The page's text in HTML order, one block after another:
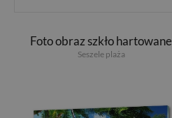
Foto obraz szkło hartowane
Seszele plaża